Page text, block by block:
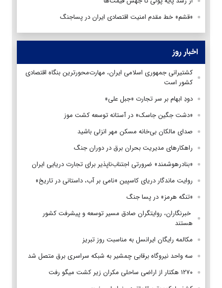
«قشم» خط مقدم امنیت اقتصادی ایران در پساجنگ
اخبار روز
کشتیرانی جمهوری اسلامی ایران، مهارت‌محورترین بنگاه اقتصادی
کشور است
دودِ ابهام بر سر تجارت «جبل علی»
«دشت جگین جاسک» در آستانه توسعه کشت موز
صدای مالکان بی‌خانه مسکن مهر انزلی باشید
راهکارهای مدیریت بحران برق در دوران جنگ
«بنادرهوشمند» ضرورتی اجتناب‌ناپذیر برای تجارت دریایی ایران
روایت ماندگار دریای کاسپین «نامی بر آب، داستانی در تاریخ»
«تنگه هرمز» در پسا جنگ
‌ خبرنگاران، روایتگران صادق مسیر توسعه و پیشرفت کشور
هستند
مکالمه رایگان ایرانسل به مناسبت روز تبریز
سه واحد نیروگاه برقابی چمشیر به شبکه سراسری برق متصل شد
۱۲۷۰ هکتار از اراضی ساحلی مکران زیر کشت میگو رفت